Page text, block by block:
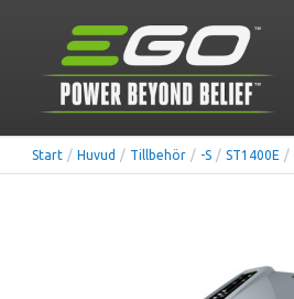
Start / Huvud / Tillbehör / -S / ST1400E /